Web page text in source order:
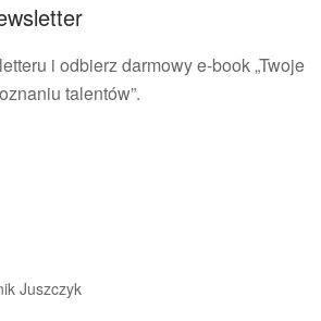
i odbierz darmowy e-book „Twoje
talentów”.
Juszczyk